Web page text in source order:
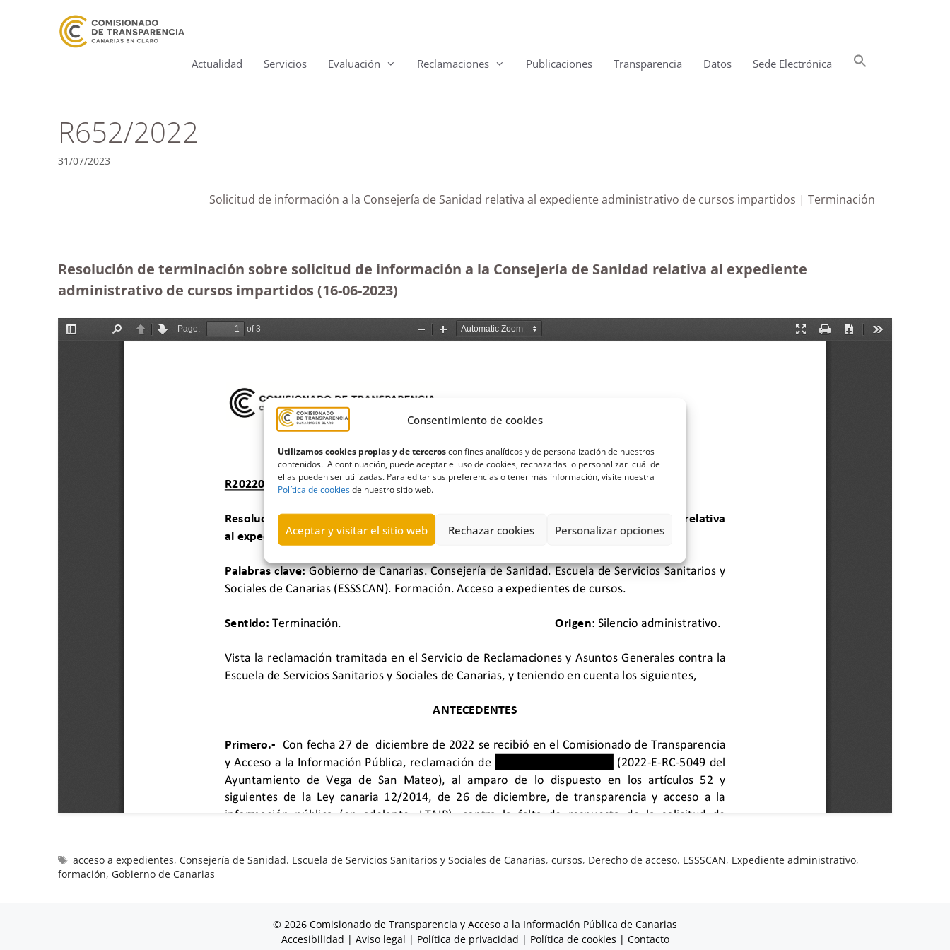
Consentimiento de cookies
Utilizamos cookies propias y de terceroscon fines analíticos y de personalización de nuestros
contenidos. A continuación, puede aceptar el uso de cookies, rechazarlas o personalizar cuál de
ellas pueden ser utilizadas. Para editar sus preferencias o tener más información, visite nuestra
Política de cookiesde nuestro sitio web.
Aceptar y visitar el sitio web Rechazar cookies Personalizar opciones
Actualidad Servicios Evaluación Reclamaciones Publicaciones Transparencia Datos Sede Electrónica
R652/2022
31/07/2023
Solicitud de información a la Consejería de Sanidad relativa al expediente administrativo de cursos impartidos | Terminación
Resolución de terminación sobre solicitud de información a la Consejería de Sanidad relativa al expediente
administrativo de cursos impartidos(16-06-2023)
acceso a expedientes,Consejería de Sanidad. Escuela de Servicios Sanitarios y Sociales de Canarias,cursos, Derecho de acceso, ESSSCAN, Expediente administrativo,
formación, Gobierno de Canarias
© 2026 Comisionado de Transparencia y Acceso a la Información Pública de Canarias
Accesibilidad | Aviso legal | Política de privacidad | Política de cookies | Contacto